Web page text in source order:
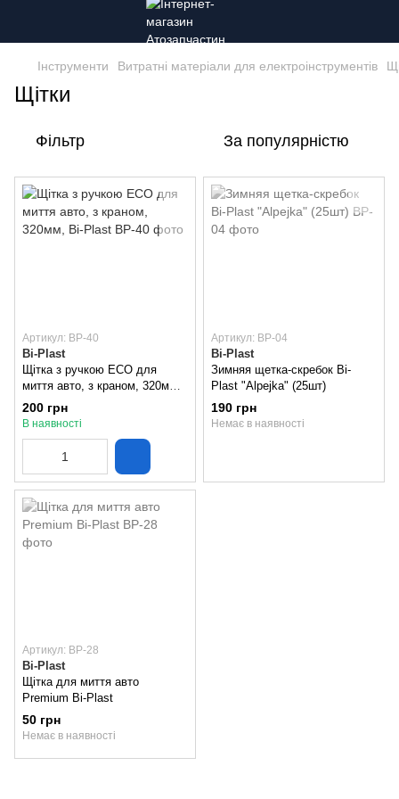
Інструменти Витратні матеріали для електроінструментів
Щітки
Фільтр За популярністю
Артикул: ВР-40
Bi-Plast
Щітка з ручкою ECO для
миття авто, з краном, 320мм,
Bi-Plast
200 грн
В наявності
Артикул: BP-04
Bi-Plast
Зимняя щетка-скребок Bi-
Plast "Alpejka" (25шт)
190 грн
Немає в наявності
Артикул: BP-28
Bi-Plast
Щітка для миття авто
Premium Bi-Plast
50 грн
Немає в наявності